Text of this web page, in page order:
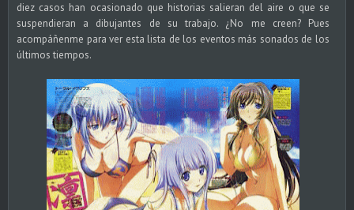
diez casos han ocasionado que historias salieran del aire o que se
suspendieran a dibujantes de su trabajo. ¿No me creen? Pues
acompáñenme para ver esta lista de los eventos más sonados de los
últimos tiempos.